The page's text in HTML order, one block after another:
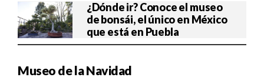
¿Dónde ir? Conoce el museo
de bonsái, el único en México
que está en Puebla
Museo de la Navidad